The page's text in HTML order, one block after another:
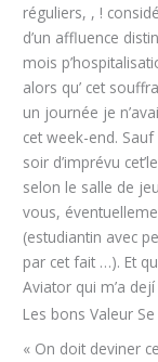
réguliers, , !
d’un affluence
mois
alors qu’ cet
un journée je
cet week-end.
soir d’imprévu
selon le salle de
vous,
(estudiantin avec
par cet fait …). Et
Aviator qui m’a
Les bons Valeur
« On doit deviner